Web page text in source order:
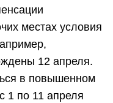
местах условия
12 апреля.
в повышенном
1 по 11 апреля